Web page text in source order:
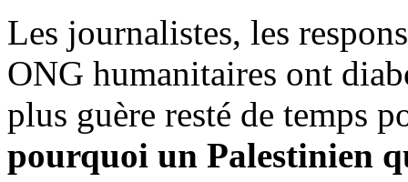
Les journalistes, les
ONG humanitaires ont
plus guère resté de temps
pourquoi un Palestinien